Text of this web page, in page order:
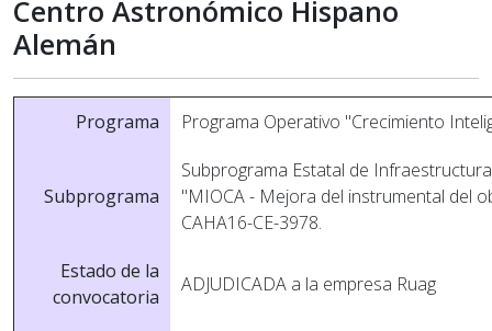
Centro Astronómico Hispano
Alemán
Programa Programa Operativo "Crecimiento
Subprograma
Subprograma Estatal de
"MIOCA - Mejora del instrumental del
CAHA16-CE-3978.
Estado de la
convocatoria
ADJUDICADA a la empresa Ruag